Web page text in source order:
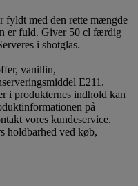
fyldt med den rette mængde
er fuld. Giver 50 cl færdig
i shotglas.
vanillin,
E211.
i produkternes indhold kan
på
vores kundeservice.
holdbarhed ved køb,